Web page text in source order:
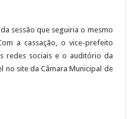
sessão que seguiria o mesmo
a cassação, o vice-prefeito
redes sociais e o auditório da
no site da Câmara Municipal de